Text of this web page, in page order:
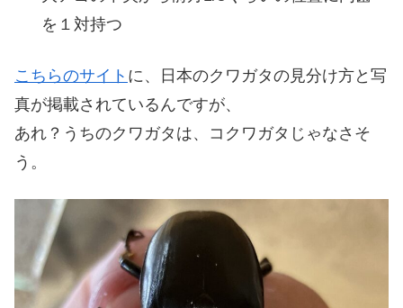
を１対持つ
こちらのサイト に、日本のクワガタの見分け方と写
真が掲載されているんですが、
あれ？うちのクワガタは、コクワガタじゃなさそ
う。